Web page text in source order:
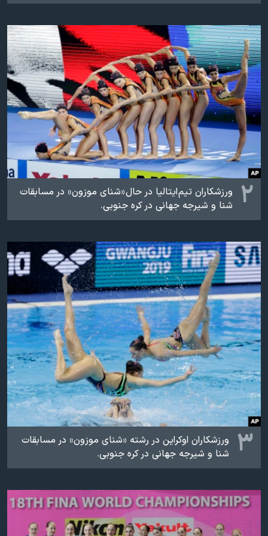
نرگس محمدی برنده جایزه نوبل صلح
همایش محافظه‌کاران آمریکا «سی‌پک»
صفحه‌های ویژه
سفر پرزیدنت ترامپ به چین
۲
ورزشکاران تیم ایتالیا در حال «شنای موزون» در مسابقات
شنا و شیرجه جهانی در کره جنوبی.
۳
ورزشکاران اوکراین در رشته «شنای موزون» در مسابقات
شنا و شیرجه جهانی در کره جنوبی.